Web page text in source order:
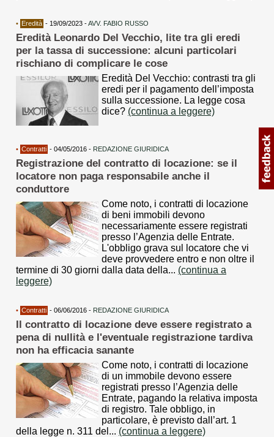
• Eredità - 19/09/2023 -AVV. FABIO RUSSO
Eredità Leonardo Del Vecchio, lite tra gli eredi
per la tassa di successione: alcuni particolari
rischiano di complicare le cose
Eredità Del Vecchio: contrasti tra gli
eredi per il pagamento dell’imposta
sulla successione. La legge cosa
dice? (continua a leggere)
• Contratti - 04/05/2016 - REDAZIONE GIURIDICA
Registrazione del contratto di locazione: se il
locatore non paga responsabile anche il
conduttore
Come noto, i contratti di locazione
di beni immobili devono
necessariamente essere registrati
presso l’Agenzia delle Entrate.
L'obbligo grava sul locatore che vi
deve provvedere entro e non oltre il
termine di 30 giorni dalla data della... (continua a
leggere)
• Contratti - 06/06/2016 - REDAZIONE GIURIDICA
Il contratto di locazione deve essere registrato a
pena di nullità e l'eventuale registrazione tardiva
non ha efficacia sanante
Come noto, i contratti di locazione
di un immobile devono essere
registrati presso l’Agenzia delle
Entrate, pagando la relativa imposta
di registro. Tale obbligo, in
particolare, è previsto dall’art. 1
della legge n. 311 del... (continua a leggere)